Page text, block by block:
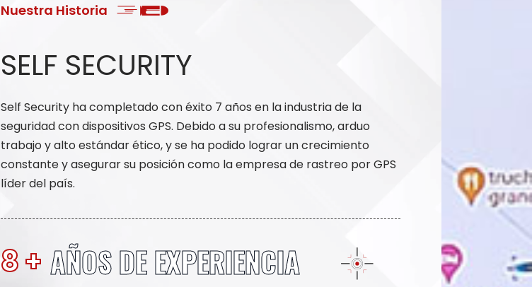
Nuestra Historia
SELF SECURITY
Self Security ha completado con éxito 7 años en la industria de la
seguridad con dispositivos GPS. Debido a su profesionalismo, arduo
trabajo y alto estándar ético, y se ha podido lograr un crecimiento
constante y asegurar su posición como la empresa de rastreo por GPS
líder del país.
8 + AÑOS DE EXPERIENCIA